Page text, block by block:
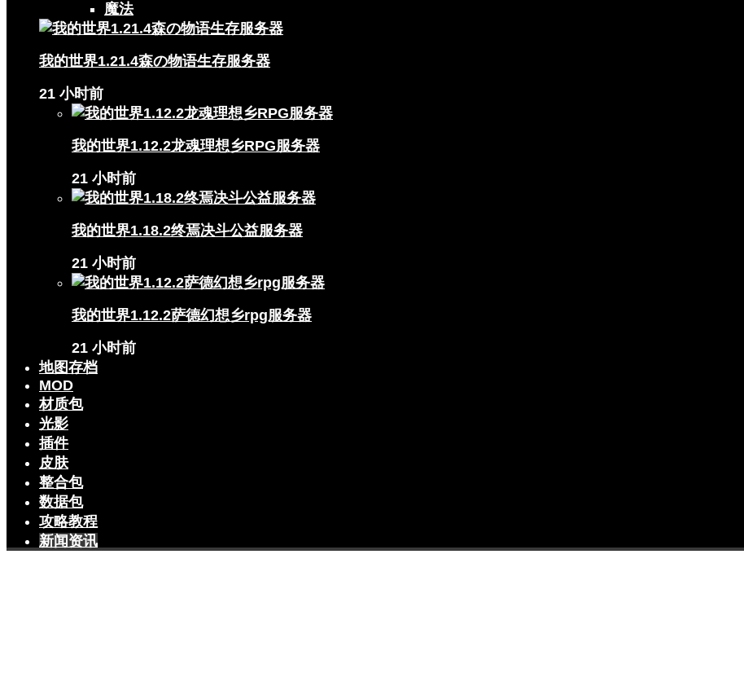
魔法
我的世界1.21.4森の物语生存服务器
21 小时前
我的世界1.12.2龙魂理想乡RPG服务器
21 小时前
我的世界1.18.2终焉决斗公益服务器
21 小时前
我的世界1.12.2萨德幻想乡rpg服务器
21 小时前
地图存档
MOD
材质包
光影
插件
皮肤
整合包
数据包
攻略教程
新闻资讯